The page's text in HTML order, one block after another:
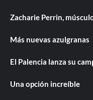
Zacharie Perrin,
Más nuevas azulgranas
El Palencia lanza su
Una opción increíble